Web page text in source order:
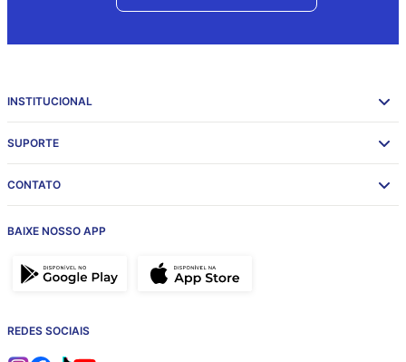
INSTITUCIONAL
SUPORTE
CONTATO
BAIXE NOSSO APP
REDES SOCIAIS